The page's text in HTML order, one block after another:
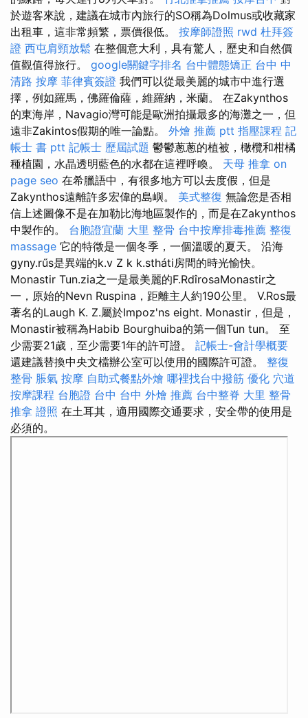
於遊客來說，建議在城市內旅行的SO稱為Dolmus或收藏家
出租車，這非常頻繁，票價很低。 按摩師證照 rwd 杜拜簽
證 西屯肩頸放鬆 在整個意大利，具有驚人，歷史和自然價
值觀值得旅行。 google關鍵字排名 台中體態矯正 台中 中
清路 按摩 菲律賓簽證 我們可以從最美麗的城市中進行選
擇，例如羅馬，佛羅倫薩，維羅納，米蘭。 在Zakynthos
的東海岸，Navagio灣可能是歐洲拍攝最多的海灘之一，但
遠非Zakintos假期的唯一論點。 外燴 推薦 ptt 指壓課程 記
帳士 書 ptt 記帳士 歷屆試題 鬱鬱蔥蔥的植被，橄欖和柑橘
種植園，水晶透明藍色的水都在這裡呼喚。 天母 推拿 on
page seo 在希臘語中，有很多地方可以去度假，但是
Zakynthos遠離許多宏偉的島嶼。 美式整復 無論您是否相
信上述圖像不是在加勒比海地區製作的，而是在Zakynthos
中製作的。 台胞證宜蘭 大里 整骨 台中按摩排毒推薦 整復
massage 它的特徵是一個冬季，一個溫暖的夏天。 沿海
gyny.rűs是異端的k.v Z k k.stháti房間的時光愉快。
Monastir Tun.zia之一是最美麗的F.RdîrosaMonastir之
一，原始的Nevn Ruspina，距離主人約190公里。 V.Ros最
著名的Laugh K. Z.屬於Impoz'ns eight. Monastir，但是，
Monastir被稱為Habib Bourghuiba的第一個Tun tun。 至
少需要21歲，至少需要1年的許可證。 記帳士-會計學概要
還建議替換中央文檔辦公室可以使用的國際許可證。 整復
整骨 脹氣 按摩 自助式餐點外燴 哪裡找台中撥筋 優化 穴道
按摩課程 台胞證 台中 台中 外燴 推薦 台中整脊 大里 整骨
推拿 證照 在土耳其，適用國際交通要求，安全帶的使用是
必須的。